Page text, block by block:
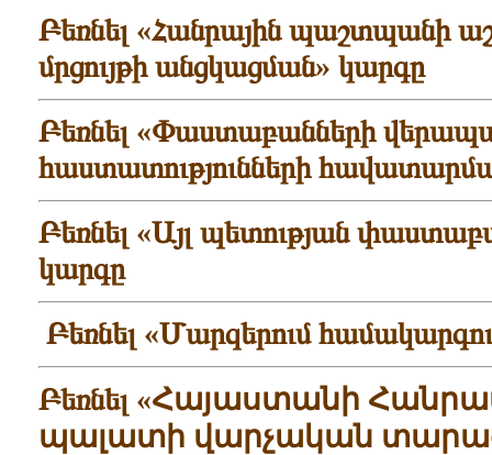
Բեռնել «Հանրային պաշտպանի
մրցույթի անցկացման» կարգը
Բեռնել «Փաստաբանների
հաստատությունների
Բեռնել «Այլ պետության
կարգը
Բեռնել «Մարզերում
Բեռնել «Հայաստանի
պալատի վարչական